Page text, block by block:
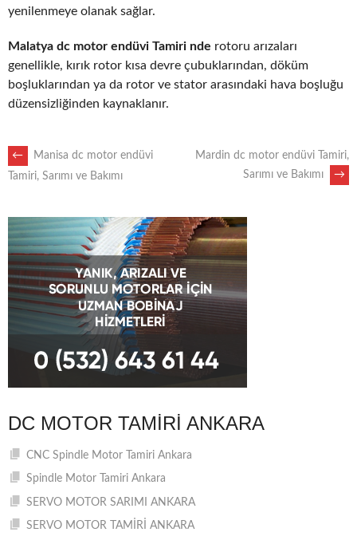
yenilenmeye olanak sağlar.
Malatya dc motor endüvi Tamiri nde rotoru arızaları
genellikle, kırık rotor kısa devre çubuklarından, döküm
boşluklarından ya da rotor ve stator arasındaki hava boşluğu
düzensizliğinden kaynaklanır.
POST
NAVIGATION
←
Manisa dc motor endüvi
Tamiri, Sarımı ve Bakımı
Mardin dc motor endüvi Tamiri,
Sarımı ve Bakımı
→
DC MOTOR TAMIRI ANKARA
CNC Spindle Motor Tamiri Ankara
Spindle Motor Tamiri Ankara
SERVO MOTOR SARIMI ANKARA
SERVO MOTOR TAMİRİ ANKARA